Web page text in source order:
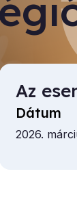
Az
Dátum
2026.